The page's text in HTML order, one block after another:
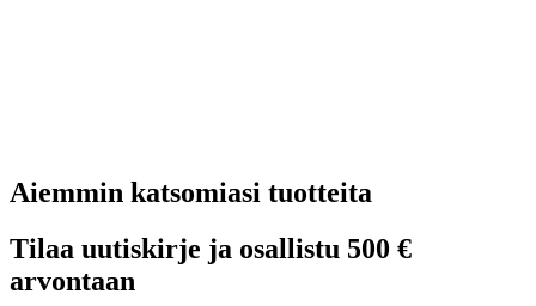
Aiemmin katsomiasi tuotteita
Tilaa uutiskirje ja osallistu 500 €
arvontaan